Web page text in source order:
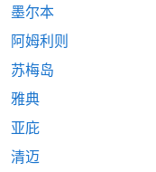
墨尔本
阿姆利则
苏梅岛
雅典
亚庇
清迈